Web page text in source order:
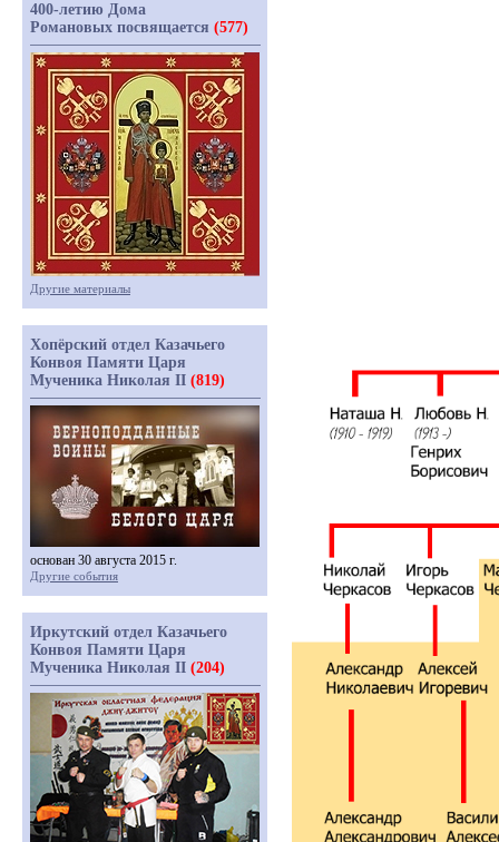
400-летию Дома
Романовых посвящается (577)
Другие материалы
Хопёрский отдел Казачьего
Конвоя Памяти Царя
Мученика Николая II (819)
основан 30 августа 2015 г.
Другие события
Иркутский отдел Казачьего
Конвоя Памяти Царя
Мученика Николая II (204)